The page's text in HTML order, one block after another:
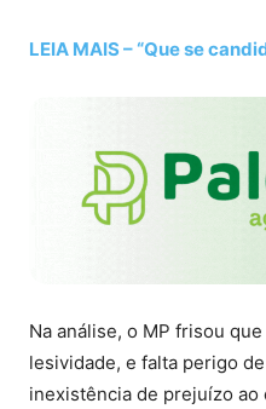
LEIA MAIS – “Que se
Na análise, o MP frisou
lesividade, e falta perigo
inexistência de prejuízo ao